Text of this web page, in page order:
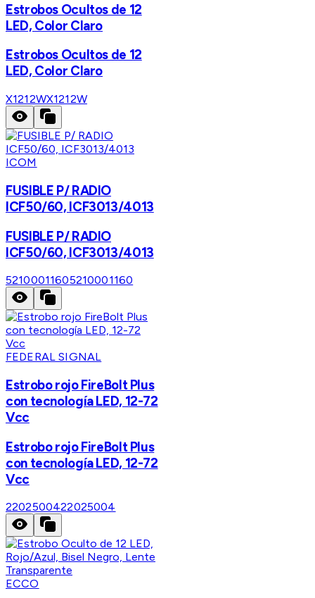
Estrobos Ocultos de 12
LED, Color Claro
Estrobos Ocultos de 12
LED, Color Claro
X1212WX1212W
ICOM
FUSIBLE P/ RADIO
ICF50/60, ICF3013/4013
FUSIBLE P/ RADIO
ICF50/60, ICF3013/4013
52100011605210001160
FEDERAL SIGNAL
Estrobo rojo FireBolt Plus
con tecnología LED, 12-72
Vcc
Estrobo rojo FireBolt Plus
con tecnología LED, 12-72
Vcc
2202500422025004
ECCO